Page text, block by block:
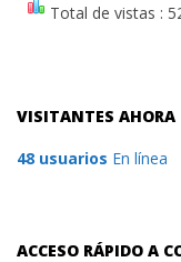
Total de vistas :
VISITANTES AHORA
48 usuarios En línea
ACCESO RÁPIDO A